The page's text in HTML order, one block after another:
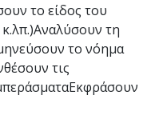
το είδος του
τη
το νόημα
τις